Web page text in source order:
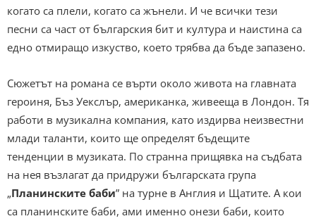
когато са плели, когато са жънели. И че всички тези
песни са част от българския бит и култура и наистина са
едно отмиращо изкуство, което трябва да бъде запазено.
Сюжетът на романа се върти около живота на главната
героиня, Бъз Уекслър, американка, живееща в Лондон. Тя
работи в музикална компания, като издирва неизвестни
млади таланти, които ще определят бъдещите
тенденции в музиката. По странна прищявка на съдбата
на нея възлагат да придружи българската група
„Планинските баби” на турне в Англия и Щатите. А кои
са планинските баби, ами именно онези баби, които